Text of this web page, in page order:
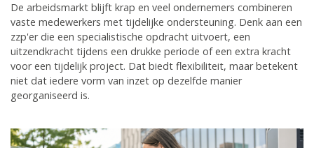
De arbeidsmarkt blijft krap en veel ondernemers combineren
vaste medewerkers met tijdelijke ondersteuning. Denk aan een
zzp'er die een specialistische opdracht uitvoert, een
uitzendkracht tijdens een drukke periode of een extra kracht
voor een tijdelijk project. Dat biedt flexibiliteit, maar betekent
niet dat iedere vorm van inzet op dezelfde manier
georganiseerd is.